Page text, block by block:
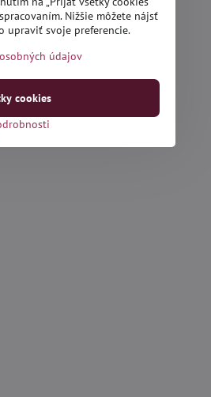
Nižšie môžete nájsť
upraviť svoje preferencie.
údajov
cookies